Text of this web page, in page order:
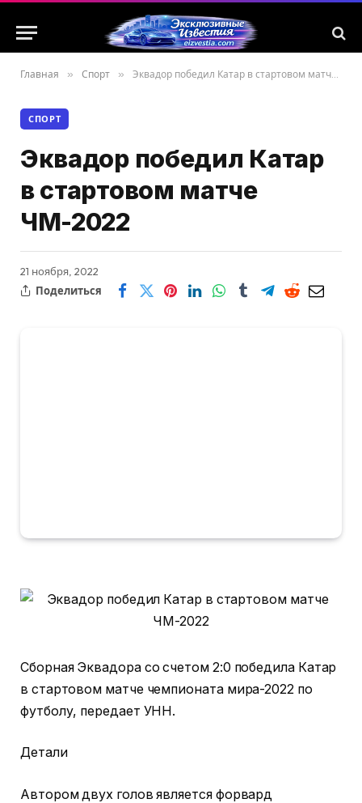
Главная » Спорт » Эквадор победил Катар в стартовом матче ЧМ-2022
СПОРТ
Эквадор победил Катар
в стартовом матче
ЧМ-2022
21 ноября, 2022
Поделиться
Сборная Эквадора со счетом 2:0 победила Катар
в стартовом матче чемпионата мира-2022 по
футболу, передает УНН.
Детали
Автором двух голов является форвард